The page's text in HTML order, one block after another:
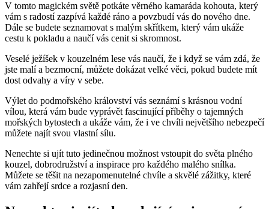
V tomto magickém světě potkáte věrného kamaráda kohouta, který
vám s radostí zazpívá každé ráno a povzbudí vás do nového dne.
Dále se budete seznamovat s malým skřítkem, který vám ukáže
cestu k pokladu a naučí vás cenit si skromnost.
Veselé ježíšek v kouzelném lese vás naučí, že i když se vám zdá, že
jste malí a bezmocní, můžete dokázat velké věci, pokud budete mít
dost odvahy a víry v sebe.
Výlet do podmořského království vás seznámí s krásnou vodní
vílou, která vám bude vyprávět fascinující příběhy o tajemných
mořských bytostech a ukáže vám, že i ve chvíli největšího nebezpečí
můžete najít svou vlastní sílu.
Nenechte si ujít tuto jedinečnou možnost vstoupit do světa plného
kouzel, dobrodružství a inspirace pro každého malého snílka.
Můžete se těšit na nezapomenutelné chvíle a skvělé zážitky, které
vám zahřejí srdce a rozjasní den.